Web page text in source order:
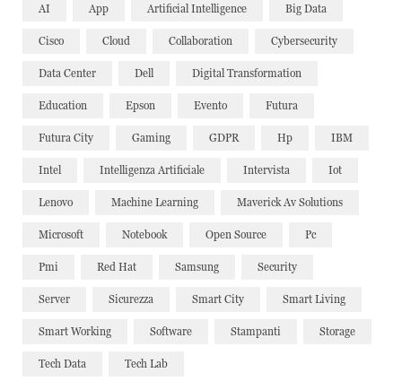
AI App Artificial Intelligence Big Data
Cisco Cloud Collaboration Cybersecurity
Data Center Dell Digital Transformation
Education Epson Evento Futura
Futura City Gaming GDPR Hp IBM
Intel Intelligenza Artificiale Intervista Iot
Lenovo Machine Learning Maverick Av Solutions
Microsoft Notebook Open Source Pc
Pmi Red Hat Samsung Security
Server Sicurezza Smart City Smart Living
Smart Working Software Stampanti Storage
Tech Data Tech Lab